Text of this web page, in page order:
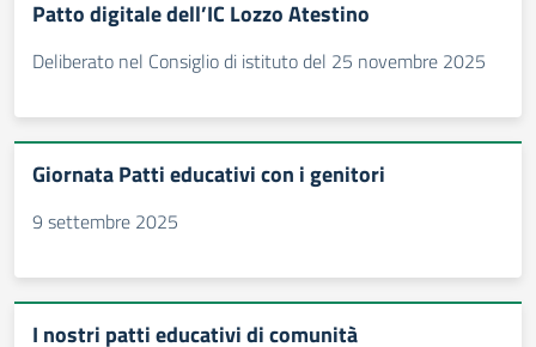
Patto digitale dell’IC Lozzo Atestino
Deliberato nel Consiglio di istituto del 25 novembre 2025
Giornata Patti educativi con i genitori
9 settembre 2025
I nostri patti educativi di comunità